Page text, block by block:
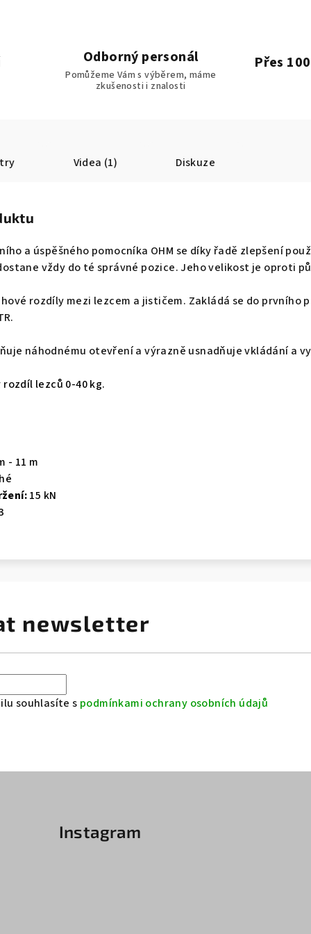
Odborný personál
Pomůžeme Vám s výběrem, máme
zkušenosti i znalosti
Přes
Videa (1) Diskuze
a úspěšného pomocníka OHM se díky řadě zlepšení
vždy do té správné pozice. Jeho velikost je oproti
rozdíly mezi lezcem a jističem. Zakládá se do
náhodnému otevření a výrazně usnadňuje vkládání a
lezců 0-40 kg.
- 11 m
15 kN
newsletter
souhlasíte s podmínkami ochrany osobních údajů
Instagram